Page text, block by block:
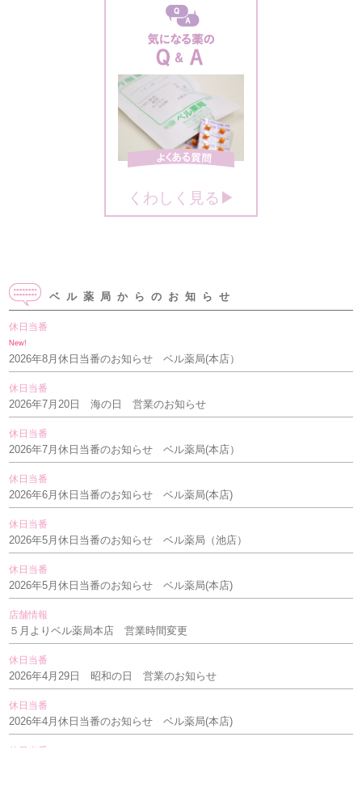
くわしく見る▶
ベル薬局からのお知らせ
休日当番
New!
2026年8月休日当番のお知らせ ベル薬局(本店）
休日当番
2026年7月20日 海の日 営業のお知らせ
休日当番
2026年7月休日当番のお知らせ ベル薬局(本店）
休日当番
2026年6月休日当番のお知らせ ベル薬局(本店)
休日当番
2026年5月休日当番のお知らせ ベル薬局（池店）
休日当番
2026年5月休日当番のお知らせ ベル薬局(本店)
店舗情報
５月よりベル薬局本店 営業時間変更
休日当番
2026年4月29日 昭和の日 営業のお知らせ
休日当番
2026年4月休日当番のお知らせ ベル薬局(本店)
休日当番